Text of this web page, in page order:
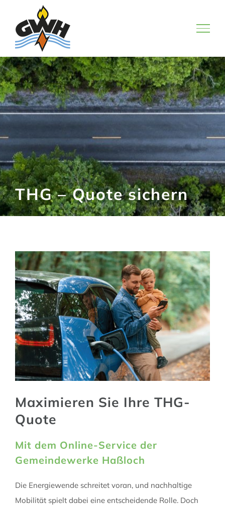
Inhalt
springen
THG – Quote sichern
Maximieren Sie Ihre THG-
Quote
Mit dem Online-Service der
Gemeindewerke Haßloch
Die Energiewende schreitet voran, und nachhaltige
Mobilität spielt dabei eine entscheidende Rolle. Doch